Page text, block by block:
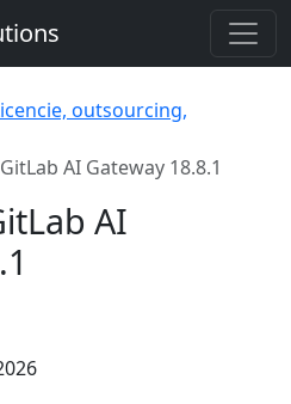
outsourcing,
AI Gateway 18.8.1
AI